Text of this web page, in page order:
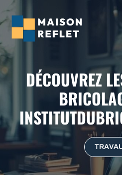
au
contenu
DÉCOUVREZ